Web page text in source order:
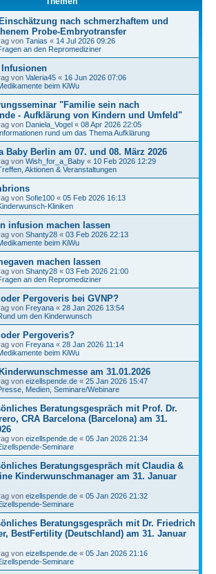
nach schmerzhaftem und
Probe-Embryotransfer
von Tanias « 14 Jul 2026 09:26
an den Repromediziner
von Valeria45 « 16 Jun 2026 07:06
beim KiWu
"Familie sein nach
- Aufklärung von Kindern und Umfeld"
von Daniela_Vogel « 08 Apr 2026 22:05
rund um das Thema Aufklärung
Baby Berlin am 07. und 08. März 2026
von Wish_for_a_Baby « 10 Feb 2026 12:29
Aktionen & Veranstaltungen
von Sofie100 « 05 Feb 2026 16:13
Kliniken
infusion machen lassen
von Shanty28 « 03 Feb 2026 22:13
beim KiWu
machen lassen
von Shanty28 « 03 Feb 2026 21:00
an den Repromediziner
Pergoveris bei GVNP?
von Freyana « 28 Jan 2026 13:54
um den Kinderwunsch
Pergoveris?
von Freyana « 28 Jan 2026 11:14
beim KiWu
am 31.01.2026
von eizellspende.de « 25 Jan 2026 15:47
Medien, Seminare/Webinare
Beratungsgespräch mit Prof. Dr.
CRA Barcelona (Barcelona) am 31.
von eizellspende.de « 05 Jan 2026 21:34
Seminare
Beratungsgespräch mit Claudia &
Kinderwunschmanager am 31. Januar
von eizellspende.de « 05 Jan 2026 21:32
Seminare
Beratungsgespräch mit Dr. Friedrich
BestFertility (Deutschland) am 31. Januar
von eizellspende.de « 05 Jan 2026 21:16
Seminare